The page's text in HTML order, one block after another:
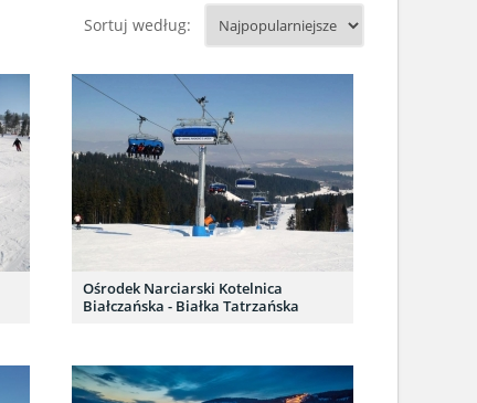
Sortuj według:
Ośrodek Narciarski Kotelnica
Białczańska - Białka Tatrzańska